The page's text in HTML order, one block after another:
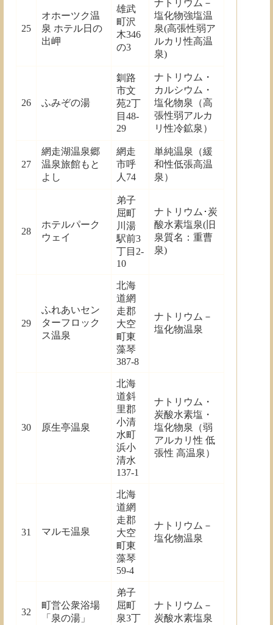
25
オホーツク温
泉 ホテル日の
出岬
雄武
町沢
木346
の3
ナトリウム－
塩化物強塩温
泉(高張性弱ア
ルカリ性高温
泉)
26 ふみぞの湯
釧路
市文
苑2丁
目48-
29
ナトリウム・
カルシウム・
塩化物泉（高
張性弱アルカ
リ性冷鉱泉）
27
網走湖温泉郷
温泉旅館もと
よし
網走
市呼
人74
単純温泉（緩
和性低張高温
泉）
28
ホテルパーク
ウェイ
弟子
屈町
川湯
駅前3
丁目2-
10
ナトリウム･炭
酸水素塩泉(旧
泉質名：重曹
泉)
29
ふれあいセン
ターフロック
ス温泉
北海
道網
走郡
大空
町東
藻琴
387-8
ナトリウム－
塩化物温泉
30 原生亭温泉
北海
道斜
里郡
小清
水町
浜小
清水
137-1
ナトリウム・
炭酸水素塩・
塩化物泉（弱
アルカリ性 低
張性 高温泉）
31 マルモ温泉
北海
道網
走郡
大空
町東
藻琴
59-4
ナトリウム－
塩化物温泉
32
町営公衆浴場
「泉の湯」
弟子
屈町
泉3丁
ナトリウム－
炭酸水素塩泉